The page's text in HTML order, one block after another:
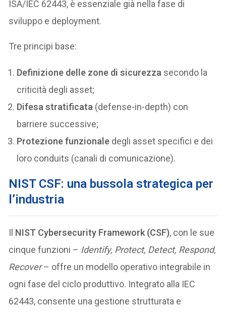
ISA/IEC 62443, è essenziale già nella fase di
sviluppo e deployment.
Tre principi base:
Definizione delle zone di sicurezza secondo la
criticità degli asset;
Difesa stratificata (defense-in-depth) con
barriere successive;
Protezione funzionale degli asset specifici e dei
loro conduits (canali di comunicazione).
NIST CSF: una bussola strategica per
l’industria
Il NIST Cybersecurity Framework (CSF), con le sue
cinque funzioni – Identify, Protect, Detect, Respond,
Recover– offre un modello operativo integrabile in
ogni fase del ciclo produttivo. Integrato alla IEC
62443, consente una gestione strutturata e